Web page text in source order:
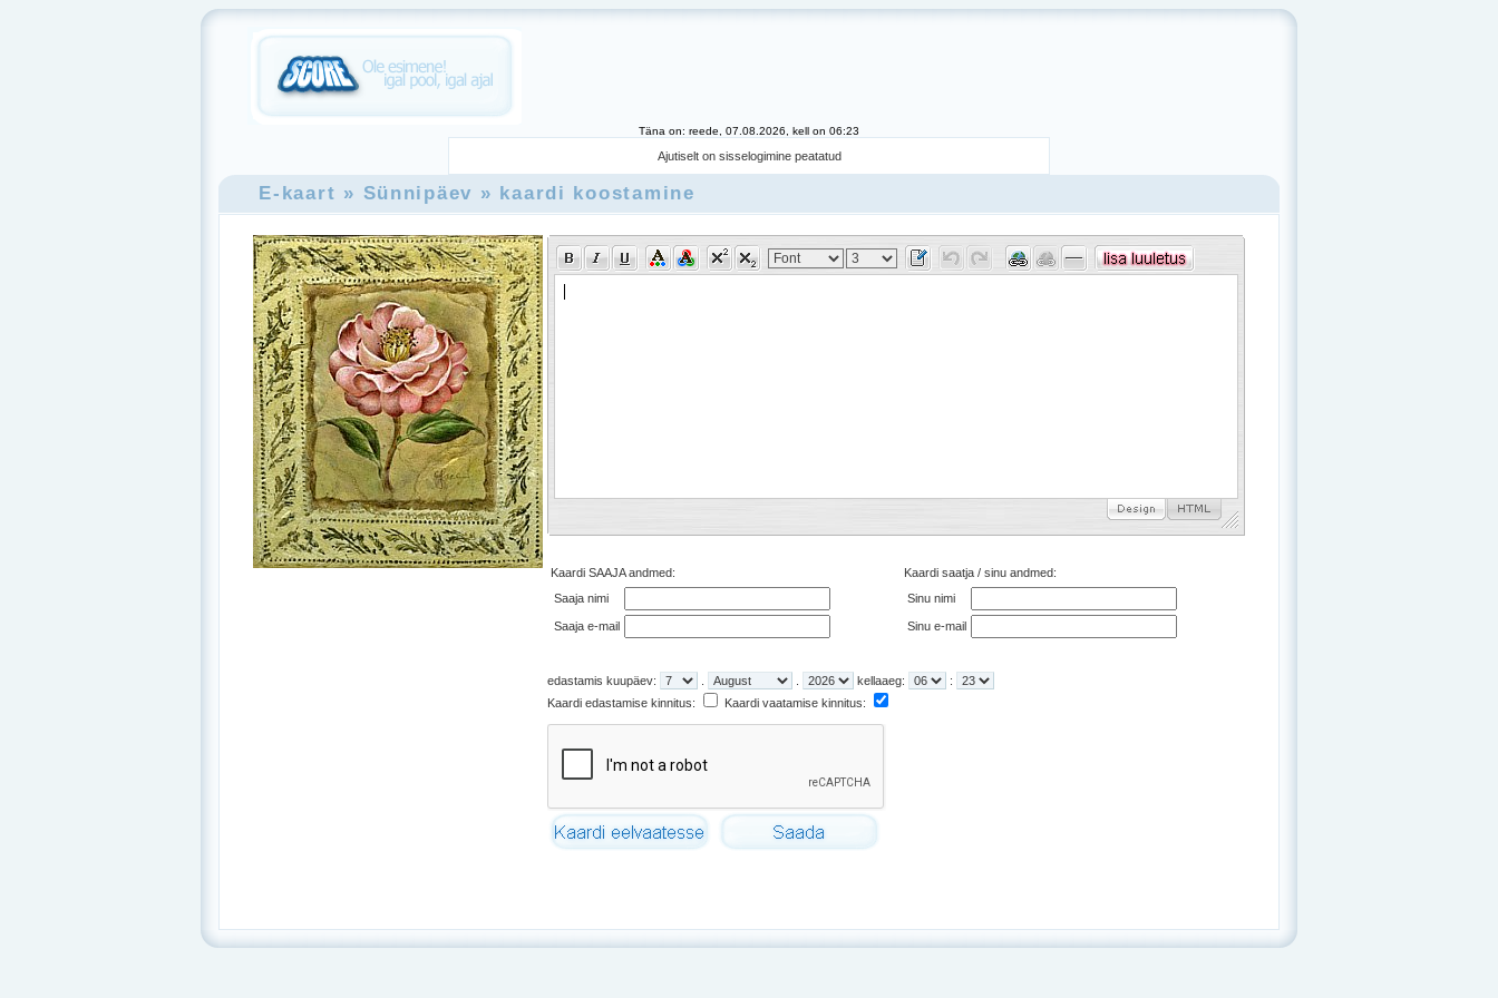
Täna on: reede, 07.08.2026, kell on 06:23
Ajutiselt on sisselogimine peatatud
E-kaart » Sünnipäev » kaardi koostamine
Kaardi SAAJA andmed:
Kaardi saatja / sinu andmed:
Saaja nimi
Saaja e-mail
Sinu nimi
Sinu e-mail
edastamis kuupäev: kellaaeg:
:
Kaardi edastamise kinnitus:
Kaardi vaatamise kinnitus: